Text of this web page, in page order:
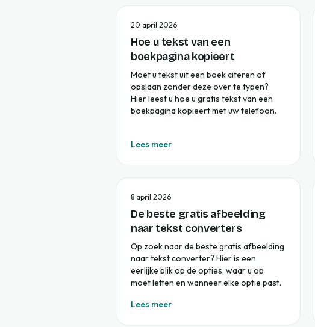
20 april 2026
Hoe u tekst van een
boekpagina kopieert
Moet u tekst uit een boek citeren of
opslaan zonder deze over te typen?
Hier leest u hoe u gratis tekst van een
boekpagina kopieert met uw telefoon.
Lees meer
8 april 2026
De beste gratis afbeelding
naar tekst converters
Op zoek naar de beste gratis afbeelding
naar tekst converter? Hier is een
eerlijke blik op de opties, waar u op
moet letten en wanneer elke optie past.
Lees meer